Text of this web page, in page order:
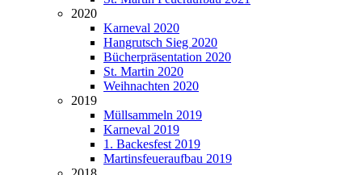
2020
Karneval 2020
Hangrutsch Sieg 2020
Bücherpräsentation 2020
St. Martin 2020
Weihnachten 2020
2019
Müllsammeln 2019
Karneval 2019
1. Backesfest 2019
Martinsfeueraufbau 2019